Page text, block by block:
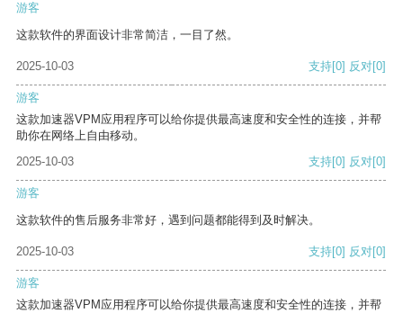
游客
这款软件的界面设计非常简洁，一目了然。
2025-10-03 支持[0] 反对[0]
游客
这款加速器VPM应用程序可以给你提供最高速度和安全性的连接，并帮
助你在网络上自由移动。
2025-10-03
支持[0] 反对[0]
游客
这款软件的售后服务非常好，遇到问题都能得到及时解决。
2025-10-03 支持[0] 反对[0]
游客
这款加速器VPM应用程序可以给你提供最高速度和安全性的连接，并帮